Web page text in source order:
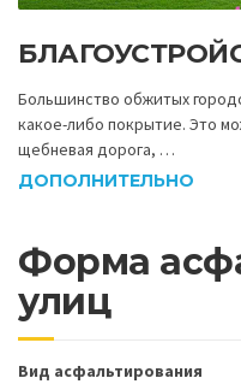
Большинство обжитых
какое-либо покрытие. Это
щебневая дорога, …
ДОПОЛНИТЕЛЬНО
Форма
улиц
Вид асфальтирования